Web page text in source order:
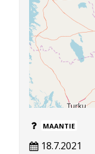
MAANTIE
18.7.2021